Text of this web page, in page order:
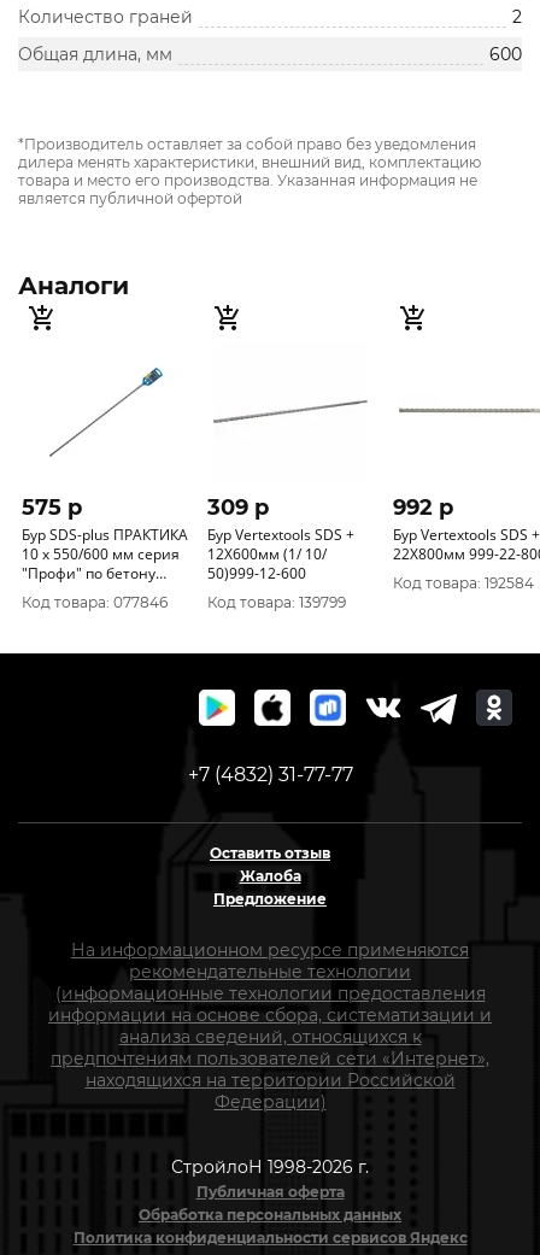
Количество граней
2
Общая длина, мм
600
*Производитель оставляет за собой право без уведомления
дилера менять характеристики, внешний вид, комплектацию
товара и место его производства. Указанная информация не
является публичной офертой
Аналоги
575 p
Бур SDS-plus ПРАКТИКА
10 х 550/600 мм серия
"Профи" по бетону
031-501
Код товара: 077846
309 p
Бур Vertextools SDS +
12Х600мм (1/ 10/
50)999-12-600
Код товара: 139799
992 p
Бур Vertextools SDS +
22Х800мм 999-22-
Код товара: 192584
+7 (4832) 31-77-77
Оставить отзыв
Жалоба
Предложение
На информационном ресурсе применяются
рекомендательные технологии
(информационные технологии предоставления
информации на основе сбора, систематизации и
анализа сведений, относящихся к
предпочтениям пользователей сети «Интернет»,
находящихся на территории Российской
Федерации)
СтройлоН 1998-2026 г.
Публичная оферта
Обработка персональных данных
Политика конфиденциальности сервисов Яндекс